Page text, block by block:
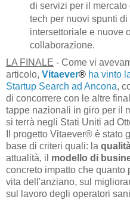
di servizi per il
tech per nuovi spunti
intersettoriale e nuove
collaborazione.
LA FINALE - Come vi
articolo, Vitaever® ha vinto
Startup Search ad Ancona,
di concorrere con le altre
tappe nazionali in giro per il
si terrà negli Stati Uniti ad
Il progetto Vitaever® è stato
base di criteri quali: la
attualità, il modello di
concreto impatto che quanto
vita dell'anziano, sul
sul lavoro degli operatori